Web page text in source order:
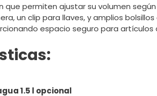
que permiten ajustar su volumen
un clip para llaves, y amplios
espacio seguro para artículos
1.5 l opcional